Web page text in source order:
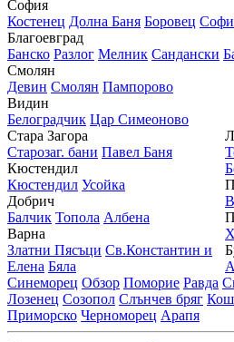
София
Костенец Долна Баня Боровец
Благоевград
Банско Разлог Мелник Сандански
Смолян
Девин Смолян Пампорово
Видин
Белоградчик Цар Симеоново
Стара Загора
Старозаг. бани Павел Баня
Кюстендил
Кюстендил Усойка
Добрич
Балчик Топола Албена
Варна
Златни Пясъци Св.Константин и
Елена Бяла
Синеморец Обзор Поморие Равда
Лозенец Созопол Слънчев бряг
Приморско Черноморец Арапя